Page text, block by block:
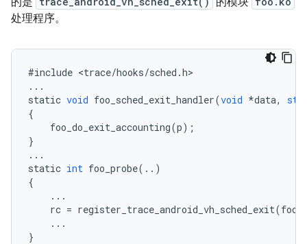
处理程序。
#include <trace/hooks/sched .h
...
static void foo_sched_exit_handler(void *data,
{
foo_do_exit_accounting(p);
}
...
static int foo_probe(..)
{
...
rc = register_trace_android_vh_sched_exit(
...
}